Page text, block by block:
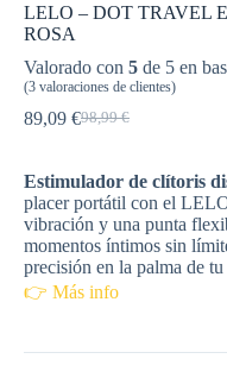
LELO – DOT TRAVEL
ROSA
Valorado con 5 de 5 en
(3 valoraciones de clientes)
98,99€
El
original
era:
98,99 €.
89,09 €El
actual
es:
89,09 €.
Estimulador de clítoris
placer portátil con el
vibración y una punta
momentos íntimos sin
precisión en la palma de tu
👉 Más info